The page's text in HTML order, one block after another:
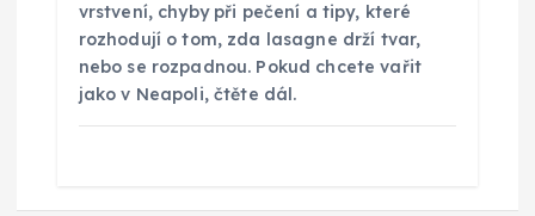
vrstvení, chyby při pečení a tipy, které
rozhodují o tom, zda lasagne drží tvar,
nebo se rozpadnou. Pokud chcete vařit
jako v Neapoli, čtěte dál.